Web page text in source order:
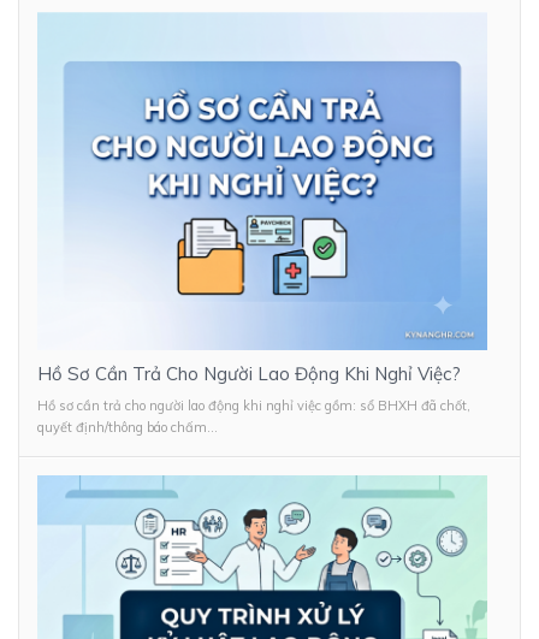
Hồ Sơ Cần Trả Cho Người Lao Động Khi Nghỉ Việc?
Hồ sơ cần trả cho người lao động khi nghỉ việc gồm: sổ BHXH đã chốt,
quyết định/thông báo chấm...